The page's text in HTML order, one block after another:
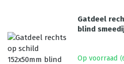
Gatdeel
blind
Op voorraad (